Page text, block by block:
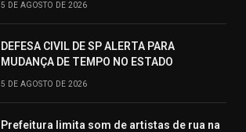
5 DE AGOSTO DE 2026
DEFESA CIVIL DE SP ALERTA PARA
MUDANÇA DE TEMPO NO ESTADO
5 DE AGOSTO DE 2026
Prefeitura limita som de artistas de rua na